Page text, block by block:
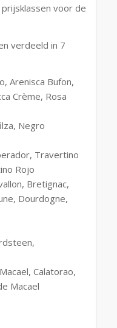
voor de
verdeeld in 7
Arenisca Bufon,
Crème, Rosa
Negro
Travertino
Rojo
Bretignac,
Dourdogne,
Calatorao,
Macael